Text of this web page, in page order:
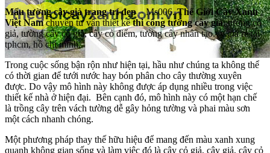
Mẩu tường cây giả trang trí đẹp– Ms006.Thế Giới Cây Xanh
Việt Namchuyên tư vấn thiết kếthi công tường cây giả, tường cỏ
giả, tường cây cỏ giả, cây cỏ điểm, tường cây nhân tạo.vv giá rẻ tại
tphcm, hồ chí minh..
Trong cuộc sống bận rộn như hiện tại, hầu như chúng ta không thể
có thời gian để tưới nước hay bón phân cho cây thường xuyên
được. Do vậy mô hình này không được áp dụng nhiều trong việc
thiết kế nhà ở hiện đại. Bên cạnh đó, mô hình này có một hạn chế
là trồng cây trên vách tường dễ gây hỏng tường và phai màu sơn
một cách nhanh chóng.
Một phương pháp thay thế hữu hiệu để mang đến màu xanh xung
quanh không gian sống và làm việc đó là cây cỏ giả, cây giả, cây cỏ